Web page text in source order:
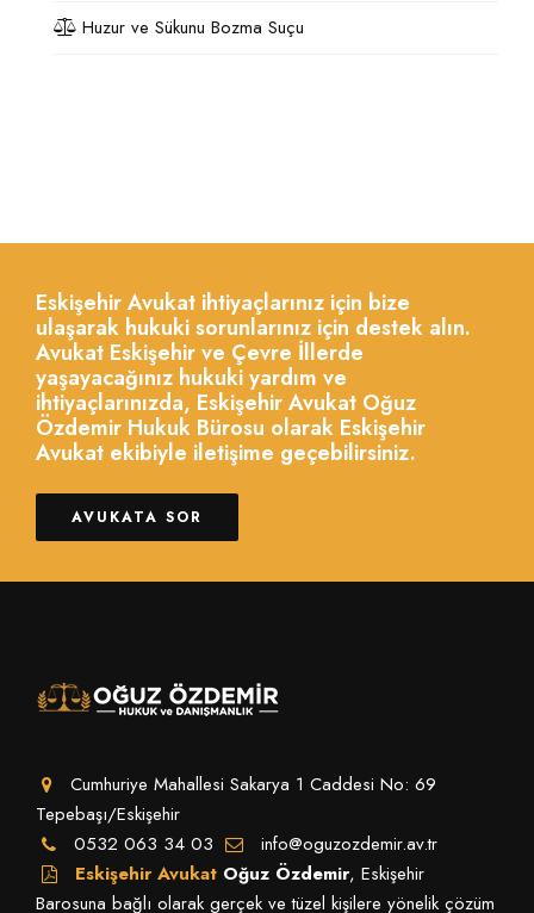
Huzur ve Sükunu Bozma Suçu
Eskişehir Avukat ihtiyaçlarınız için bize
ulaşarak hukuki sorunlarınız için destek alın.
Avukat Eskişehir ve Çevre İllerde
yaşayacağınız hukuki yardım ve
ihtiyaçlarınızda, Eskişehir Avukat Oğuz
Özdemir Hukuk Bürosu olarak Eskişehir
Avukat ekibiyle iletişime geçebilirsiniz.
AVUKATA SOR
Cumhuriye Mahallesi Sakarya 1 Caddesi No: 69
Tepebaşı/Eskişehir
0532 063 34 03
info@oguzozdemir.av.tr
Eskişehir Avukat Oğuz Özdemir, Eskişehir
Barosuna bağlı olarak gerçek ve tüzel kişilere yönelik çözüm